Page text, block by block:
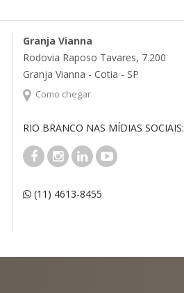
Granja Vianna
Rodovia Raposo Tavares, 7.200
Granja Vianna - Cotia - SP
Como chegar
RIO BRANCO NAS MÍDIAS SOCIAIS:
(11) 4613-8455